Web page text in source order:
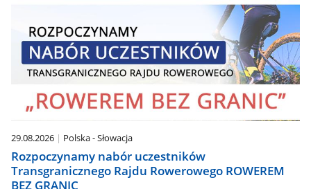
29.08.2026 Polska - Słowacja
Rozpoczynamy nabór uczestników
Transgranicznego Rajdu Rowerowego ROWEREM
BEZ GRANIC